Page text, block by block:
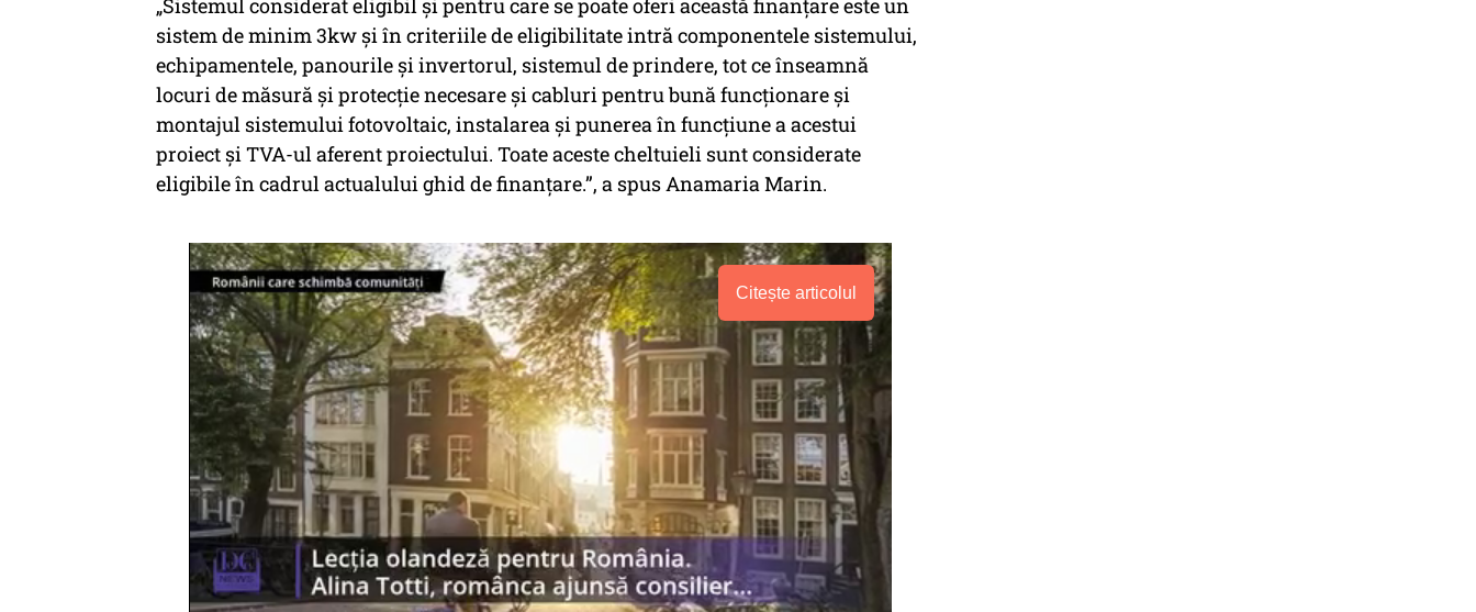
„Sistemul considerat eligibil și pentru care se poate oferi această finanțare este un
sistem de minim 3kw și în criteriile de eligibilitate intră componentele sistemului,
echipamentele, panourile și invertorul, sistemul de prindere, tot ce înseamnă
locuri de măsură și protecție necesare și cabluri pentru bună funcționare și
montajul sistemului fotovoltaic, instalarea și punerea în funcțiune a acestui
proiect și TVA-ul aferent proiectului. Toate aceste cheltuieli sunt considerate
eligibile în cadrul actualului ghid de finanțare.”, a spus Anamaria Marin.
Citește articolul